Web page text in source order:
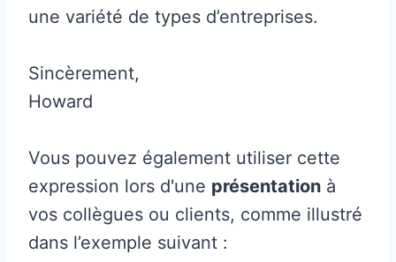
une variété de types d’entreprises.
Sincèrement,
Howard
Vous pouvez également utiliser cette
expression lors d'une présentation à
vos collègues ou clients, comme illustré
dans l’exemple suivant :